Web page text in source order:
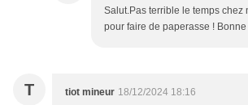
Salut.Pas terrible le temps chez
pour faire de paperasse !
T tiot mineur 18/12/2024 18:16